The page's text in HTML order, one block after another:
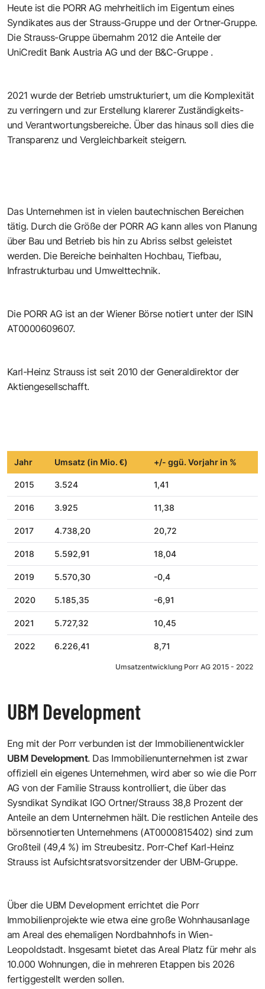
Heute ist die PORR AG mehrheitlich im Eigentum eines
Syndikates aus der Strauss-Gruppe und der Ortner-Gruppe.
Die Strauss-Gruppe übernahm 2012 die Anteile der
UniCredit Bank Austria AG und der B&C-Gruppe .
2021 wurde der Betrieb umstrukturiert, um die Komplexität
zu verringern und zur Erstellung klarerer Zuständigkeits-
und Verantwortungsbereiche. Über das hinaus soll dies die
Transparenz und Vergleichbarkeit steigern.
Das Unternehmen ist in vielen bautechnischen Bereichen
tätig. Durch die Größe der PORR AG kann alles von Planung
über Bau und Betrieb bis hin zu Abriss selbst geleistet
werden. Die Bereiche beinhalten Hochbau, Tiefbau,
Infrastrukturbau und Umwelttechnik.
Die PORR AG ist an derWiener Börsenotiert unter der ISIN
AT0000609607.
Karl-Heinz Strauss ist seit 2010 der Generaldirektor der
Aktiengesellschafft.
Jahr Umsatz (in Mio. €) +/- ggü. Vorjahr in %
2015 3.524 1,41
2016 3.925 11,38
2017 4.738,20 20,72
2018 5.592,91 18,04
2019 5.570,30 -0,4
2020 5.185,35 -6,91
2021 5.727,32 10,45
2022 6.226,41 8,71
Umsatzentwicklung Porr AG 2015 - 2022
UBM Development
Eng mit der Porr verbunden ist der Immobilienentwickler
UBM Development. Das Immobilienunternehmen ist zwar
offiziell ein eigenes Unternehmen, wird aber so wie die Porr
AG von der Familie Strauss kontrolliert, die über das
Sysndikat Syndikat IGO Ortner/Strauss 38,8 Prozent der
Anteile an dem Unternehmen hält. Die restlichen Anteile des
börsennotierten Unternehmens (AT0000815402) sind zum
Großteil (49,4 %) im Streubesitz. Porr-Chef Karl-Heinz
Strauss ist Aufsichtsratsvorsitzender der UBM-Gruppe.
Über die UBM Development errichtet die Porr
Immobilienprojekte wie etwa eine große Wohnhausanlage
am Areal des ehemaligen Nordbahnhofs in Wien-
Leopoldstadt. Insgesamt bietet das Areal Platz für mehr als
10.000 Wohnungen, die in mehreren Etappen bis 2026
fertiggestellt werden sollen.